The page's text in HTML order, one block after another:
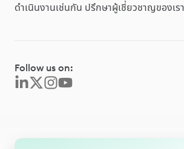
ดำเนินงานเช่นกัน ปรึกษาผู้เชี่ยวชาญของเร
Follow us on: